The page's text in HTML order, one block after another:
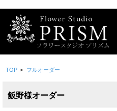
TOP > フルオーダー
飯野様オーダー